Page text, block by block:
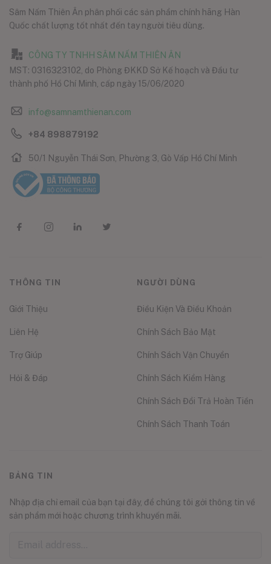
Sâm Nấm Thiên Ân phân phối các sản phẩm chính hãng Hàn
Quốc chất lượng tốt nhất đến tay người tiêu dùng.
CÔNG TY TNHH SÂM NẤM THIÊN ÂN
MST: 0316323102, do Phòng ĐKKD Sở Kế hoạch và Đầu tư
thành phố Hồ Chí Minh, cấp ngày 15/06/2020
info@samnamthienan.com
+84 898879192
50/1 Nguyễn Thái Sơn, Phường 3, Gò Vấp Hồ Chí Minh
THÔNG TIN
Giới Thiệu
Liên Hệ
Trợ Giúp
Hỏi & Đáp
NGƯỜI DÙNG
Điều Kiện Và Điều Khoản
Chính Sách Bảo Mật
Chính Sách Vận Chuyển
Chính Sách Kiểm Hàng
Chính Sách Đổi Trả Hoàn Tiền
Chính Sách Thanh Toán
BẢNG TIN
Nhập địa chỉ email của bạn tại đây, để chúng tôi gởi thông tin về
sản phẩm mới hoặc chương trình khuyến mãi.